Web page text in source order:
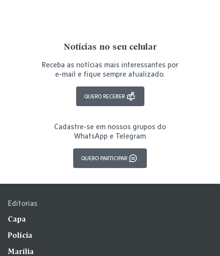
Notícias no seu celular
Receba as notícias mais interessantes por
e-mail e fique sempre atualizado.
QUERO RECEBER
Cadastre-se em nossos grupos do
WhatsApp e Telegram
QUERO PARTICIPAR
Editorias
Capa
Polícia
Marília